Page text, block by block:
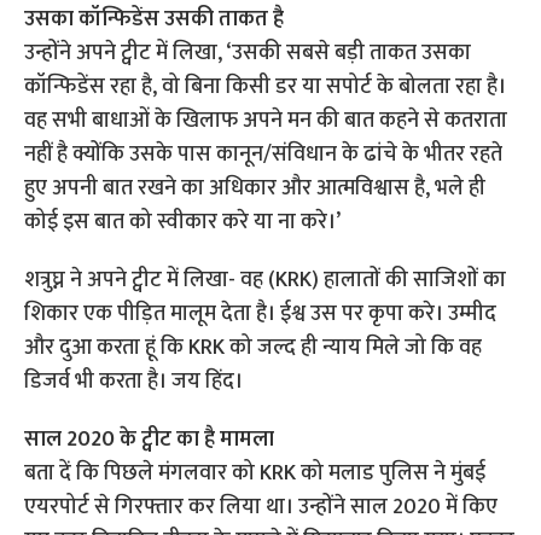
उसका कॉन्फिडेंस उसकी ताकत है
उन्होंने अपने ट्वीट में लिखा, ‘उसकी सबसे बड़ी ताकत उसका
कॉन्फिडेंस रहा है, वो बिना किसी डर या सपोर्ट के बोलता रहा है।
वह सभी बाधाओं के खिलाफ अपने मन की बात कहने से कतराता
नहीं है क्योंकि उसके पास कानून/संविधान के ढांचे के भीतर रहते
हुए अपनी बात रखने का अधिकार और आत्मविश्वास है, भले ही
कोई इस बात को स्वीकार करे या ना करे।’
शत्रुघ्न ने अपने ट्वीट में लिखा- वह (KRK) हालातों की साजिशों का
शिकार एक पीड़ित मालूम देता है। ईश्व उस पर कृपा करे। उम्मीद
और दुआ करता हूं कि KRK को जल्द ही न्याय मिले जो कि वह
डिजर्व भी करता है। जय हिंद।
साल 2020 के ट्वीट का है मामला
बता दें कि पिछले मंगलवार को KRK को मलाड पुलिस ने मुंबई
एयरपोर्ट से गिरफ्तार कर लिया था। उन्होंने साल 2020 में किए